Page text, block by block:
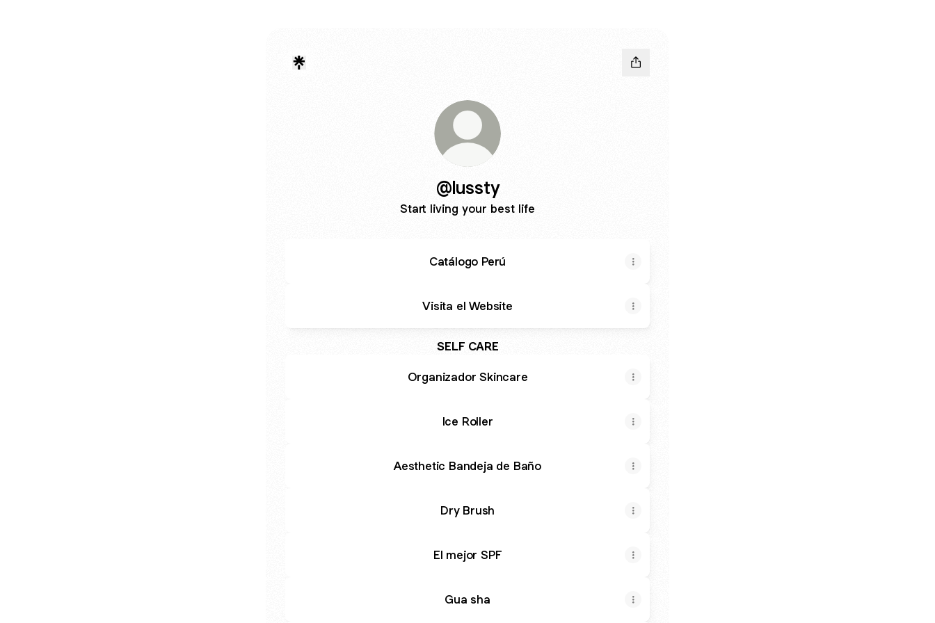
@lussty
Start living your best life
Catálogo Perú
Visita el Website
SELF CARE
Organizador Skincare
Ice Roller
Aesthetic Bandeja de Baño
Dry Brush
El mejor SPF
Gua sha